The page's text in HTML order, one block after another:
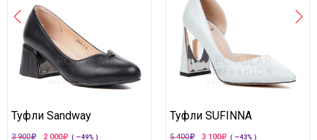
Туфли Sandway
3 900 2 000 ( —49% )
Туфли SUFINNA
5 400 3 100 ( —43% )